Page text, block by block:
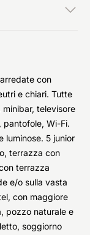
con
e chiari. Tutte
televisore
pantofole, Wi-Fi.
luminose. 5 junior
terrazza con
terrazza
e/o sulla vasta
con maggiore
pozzo naturale e
soggiorno